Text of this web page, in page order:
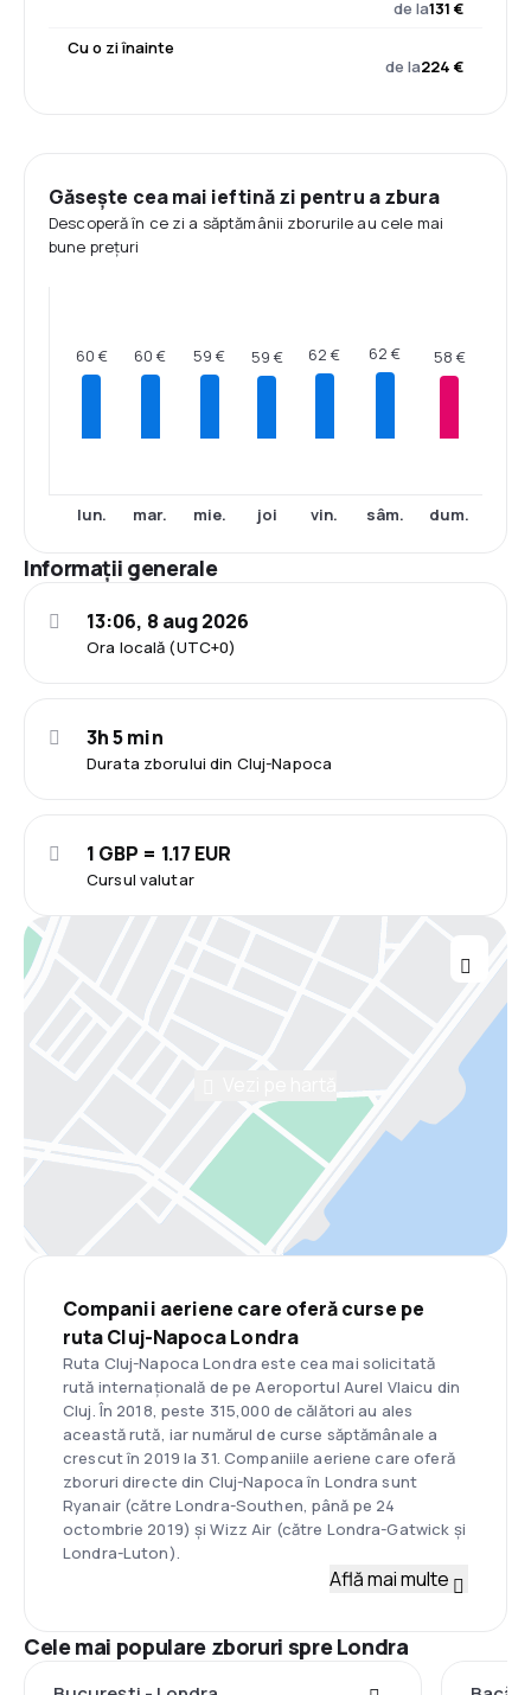
de la131 €
Cu o zi înainte
de la224 €
Găsește cea mai ieftină zi pentru a zbura
Descoperă în ce zi a săptămânii zborurile au cele mai
bune prețuri
60 €
lun.
60 €
mar.
59 €
mie.
59 €
joi
62 €
vin.
62 €
sâm.
58 €
dum.
Informații generale
Ora locală (UTC+0)
13:06, 8 aug 2026
Durata zborului din Cluj-Napoca
3h 5 min
Cursul valutar
1 GBP = 1.17 EUR
Companii aeriene care oferă curse pe
ruta Cluj-Napoca Londra
Ruta Cluj-Napoca Londra este cea mai solicitată
rută internațională de pe Aeroportul Aurel Vlaicu din
Cluj. În 2018, peste 315,000 de călători au ales
această rută, iar numărul de curse săptămânale a
crescut în 2019 la 31. Companiile aeriene care oferă
zboruri directe din Cluj-Napoca în Londra sunt
Ryanair (către Londra-Southen, până pe 24
octombrie 2019) și Wizz Air (către Londra-Gatwick și
Londra-Luton).
Află mai multe
Cele mai populare zboruri spre Londra